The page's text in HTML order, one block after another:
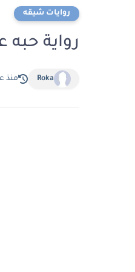
روايات شيقه
رواية حبه
Roka منذ